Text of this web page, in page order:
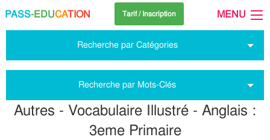
PASS-EDUCATION Tarif / Inscription MENU
Recherche par Catégories
Recherche par Mots-Clés
Autres - Vocabulaire Illustré - Anglais :
3eme Primaire